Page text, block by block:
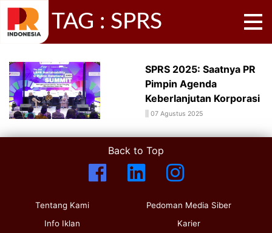
TAG : SPRS
SPRS 2025: Saatnya PR
Pimpin Agenda
Keberlanjutan Korporasi
07 Agustus 2025
Back to Top
Tentang Kami
Info Iklan
Pedoman Media Siber
Karier